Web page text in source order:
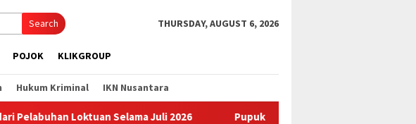
Search THURSDAY, AUGUST 6, 2026
POJOK KLIKGROUP
Hukum Kriminal IKN Nusantara
Loktuan Selama Juli 2026 Pupuk Kaltim Raih Penghargaan AREA 2026,